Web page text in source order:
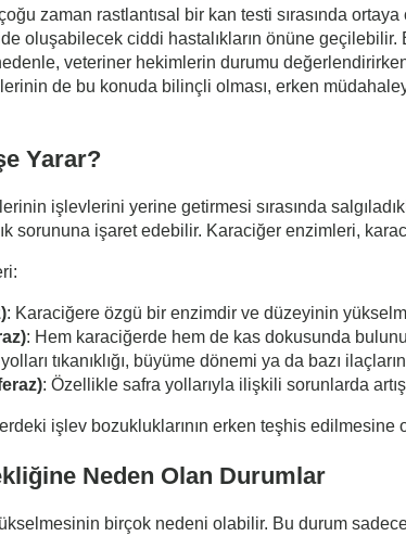
zaman rastlantısal bir kan testi sırasında
oluşabilecek ciddi hastalıkların önüne
veteriner hekimlerin durumu
de bu konuda bilinçli olması, erken
Yarar?
işlevlerini yerine getirmesi sırasında
sorununa işaret edebilir. Karaciğer enzimleri,
: Karaciğere özgü bir enzimdir ve düzeyinin
: Hem karaciğerde hem de kas dokusunda
tıkanıklığı, büyüme dönemi ya da bazı
: Özellikle safra yollarıyla ilişkili sorunlarda
işlev bozukluklarının erken teşhis edilmesine
Neden Olan Durumlar
birçok nedeni olabilir. Bu durum